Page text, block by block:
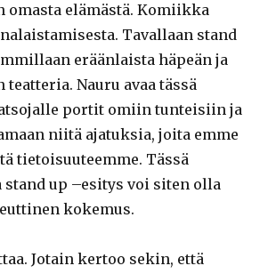
omasta elämästä. Komiikka
Tavallaan stand
eräänlaista häpeän ja
teatteria. Nauru avaa tässä
portit omiin tunteisiin ja
niitä ajatuksia, joita emme
tietoisuuteemme. Tässä
up –esitys voi siten olla
kokemus.
Jotain kertoo sekin, että